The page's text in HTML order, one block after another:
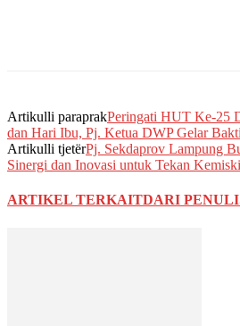
Artikulli paraprakPeringati HUT Ke-25
dan Hari Ibu, Pj. Ketua DWP Gelar
Artikulli tjetërPj. Sekdaprov Lampung
Sinergi dan Inovasi untuk Tekan
ARTIKEL TERKAITDARI